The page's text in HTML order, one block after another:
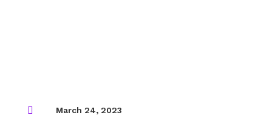
 March 24, 2023